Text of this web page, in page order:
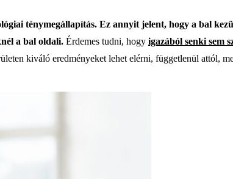
ténymegállapítás. Ez annyit jelent, hogy a bal
a bal oldali. Érdemes tudni, hogy igazából senki sem
kiváló eredményeket lehet elérni, függetlenül attól,